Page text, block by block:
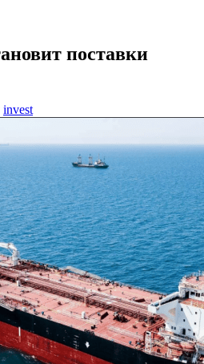
поставки
invest